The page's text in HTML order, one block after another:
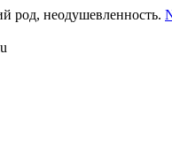
род, неодушевленность.